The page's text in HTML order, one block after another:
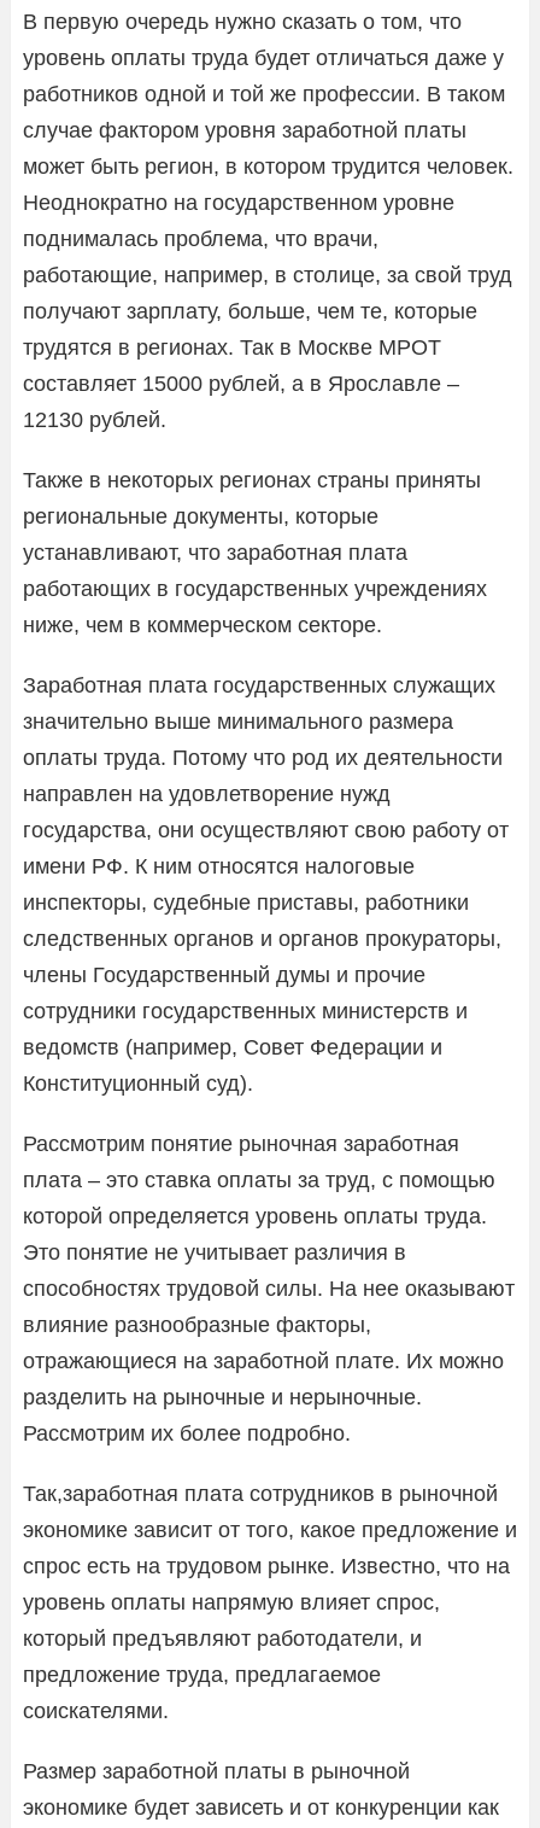
В первую очередь нужно сказать о том, что
уровень оплаты труда будет отличаться даже у
работников одной и той же профессии. В таком
случае фактором уровня заработной платы
может быть регион, в котором трудится человек.
Неоднократно на государственном уровне
поднималась проблема, что врачи,
работающие, например, в столице, за свой труд
получают зарплату, больше, чем те, которые
трудятся в регионах. Так в Москве МРОТ
составляет 15000 рублей, а в Ярославле –
12130 рублей.
Также в некоторых регионах страны приняты
региональные документы, которые
устанавливают, что заработная плата
работающих в государственных учреждениях
ниже, чем в коммерческом секторе.
Заработная плата государственных служащих
значительно выше минимального размера
оплаты труда. Потому что род их деятельности
направлен на удовлетворение нужд
государства, они осуществляют свою работу от
имени РФ. К ним относятся налоговые
инспекторы, судебные приставы, работники
следственных органов и органов прокураторы,
члены Государственный думы и прочие
сотрудники государственных министерств и
ведомств (например, Совет Федерации и
Конституционный суд).
Рассмотрим понятие рыночная заработная
плата – это ставка оплаты за труд, с помощью
которой определяется уровень оплаты труда.
Это понятие не учитывает различия в
способностях трудовой силы. На нее оказывают
влияние разнообразные факторы,
отражающиеся на заработной плате. Их можно
разделить на рыночные и нерыночные.
Рассмотрим их более подробно.
Так,заработная плата сотрудников в рыночной
экономике зависит от того, какое предложение и
спрос есть на трудовом рынке. Известно, что на
уровень оплаты напрямую влияет спрос,
который предъявляют работодатели, и
предложение труда, предлагаемое
соискателями.
Размер заработной платы в рыночной
экономике будет зависеть и от конкуренции как